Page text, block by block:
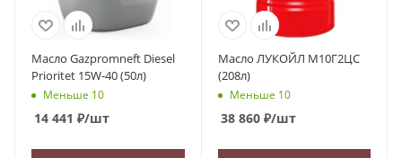
Масло Gazpromneft Diesel
Prioritet 15W-40 (50л)
Меньше 10
14 441 ₽/шт
Масло ЛУКОЙЛ М10Г2ЦС
(208л)
Меньше 10
38 860₽/шт